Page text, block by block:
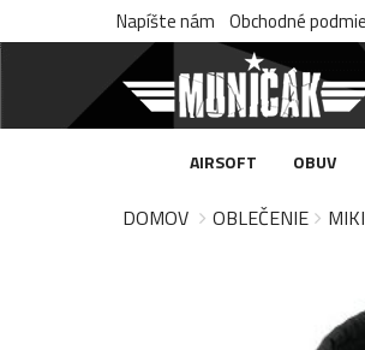
Napíšte nám Obchodné
AIRSOFT OBUV
DOMOV OBLEČENIE